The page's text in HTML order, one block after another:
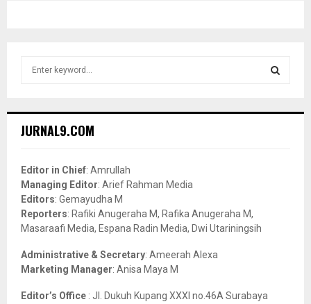
h
o
r
:
JURNAL9.COM
Editor in Chief: Amrullah
Managing Editor: Arief Rahman Media
Editors: Gemayudha M
Reporters: Rafiki Anugeraha M, Rafika Anugeraha M,
Masaraafi Media, Espana Radin Media, Dwi Utariningsih
Administrative & Secretary: Ameerah Alexa
Marketing Manager: Anisa Maya M
Editor’s Office : Jl. Dukuh Kupang XXXI no.46A Surabaya